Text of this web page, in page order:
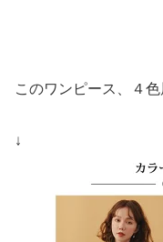
このワンピース、４色
↓